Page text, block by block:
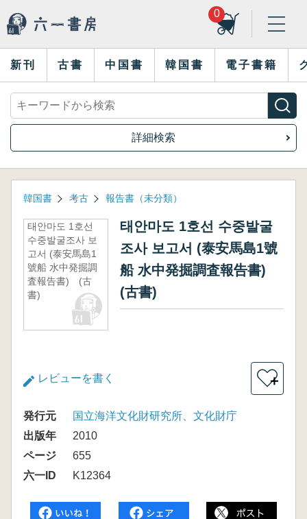
0
新刊 古書 中国書 韓国書 電子書籍
詳細検索
韓国書 考古 報告書（未分類）
태안마도 1호선
수중발굴조사 보
고서 (泰安馬島1
號船 水中発掘調
査報告書) (古
書)
태안마도 1호선 수중발굴
조사 보고서 (泰安馬島1號
船 水中発掘調査報告書)
(古書)
レビューを書く ＋
発行元
国立海洋文化財研究所、文化財庁
出版年
2010
ページ
655
六一ID
K12364